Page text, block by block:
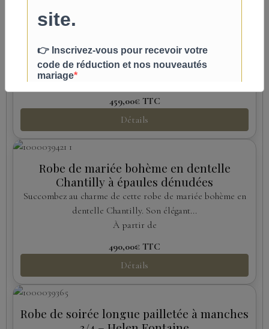
Robe de mariée sirène en crêpe avec
Élégante et intemporelle, cette robe de mariée en crêpe
fluide sublime la silhouette grâce à sa coupe...
459,00€ TTC
Détails
Robe de mariée bohème en dentelle
Chantilly à épaules dénudées
Succombez au charme de cette robe de mariée bohème en
dentelle Chantilly. Son élégant...
À partir de
490,00€ TTC
Détails
Robe de soirée longue pailletée à manches